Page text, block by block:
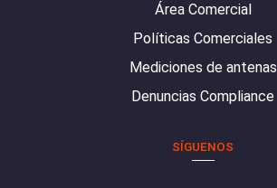
Área Comercial
Políticas Comerciales
Mediciones de antenas
Denuncias Compliance
SÍGUENOS